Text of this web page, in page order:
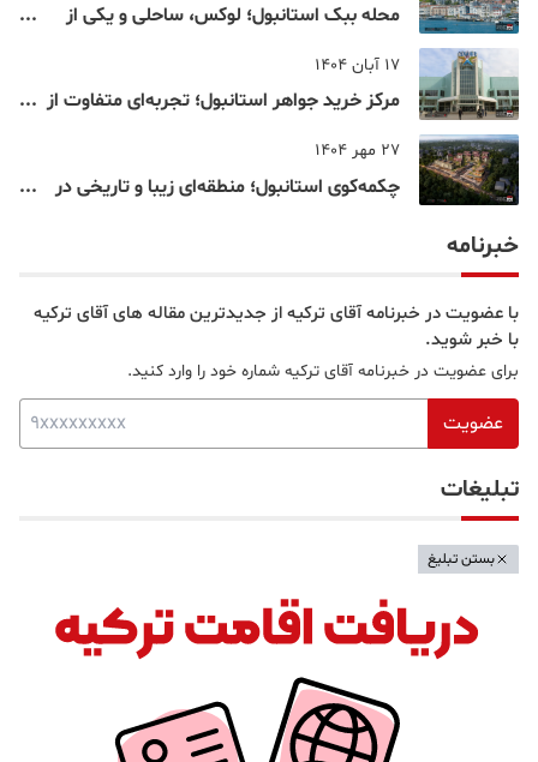
محله ببک استانبول؛ لوکس، ساحلی و یکی از
17 آبان 1404
مرکز خرید جواهر استانبول؛ تجربه‌ای متفاوت از
27 مهر 1404
چکمه‌کوی استانبول؛ منطقه‌ای زیبا و تاریخی در
خبرنامه
با عضویت در خبرنامه آقای ترکیه از جدیدترین مقاله های آقای ترکیه
با خبر شوید.
برای عضویت در خبرنامه آقای ترکیه شماره خود را وارد کنید.
عضویت
تبلیغات
بستن تبلیغ